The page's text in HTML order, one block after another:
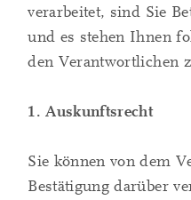
verarbeitet, sind Sie
und es stehen Ihnen
den Verantwortlichen
1. Auskunftsrecht
Sie können von dem
Bestätigung darüber